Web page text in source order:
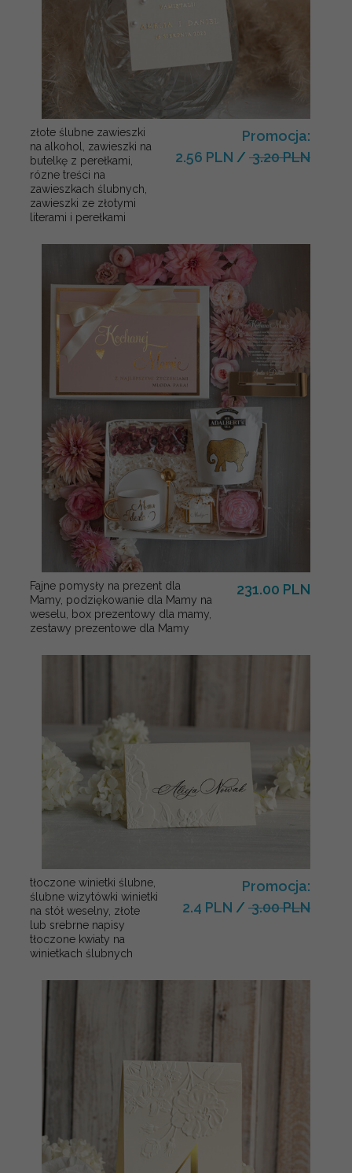
złote ślubne zawieszki
na alkohol, zawieszki na
butelkę z perełkami,
rózne treści na
zawieszkach ślubnych,
zawieszki ze złotymi
literami i perełkami
Promocja:
2.56 PLN / 3.20 PLN
Fajne pomysły na prezent dla
Mamy, podziękowanie dla Mamy na
weselu, box prezentowy dla mamy,
zestawy prezentowe dla Mamy
231.00 PLN
tłoczone winietki ślubne,
ślubne wizytówki winietki
na stół weselny, złote
lub srebrne napisy
tłoczone kwiaty na
winietkach ślubnych
Promocja:
2.4 PLN / 3.00 PLN